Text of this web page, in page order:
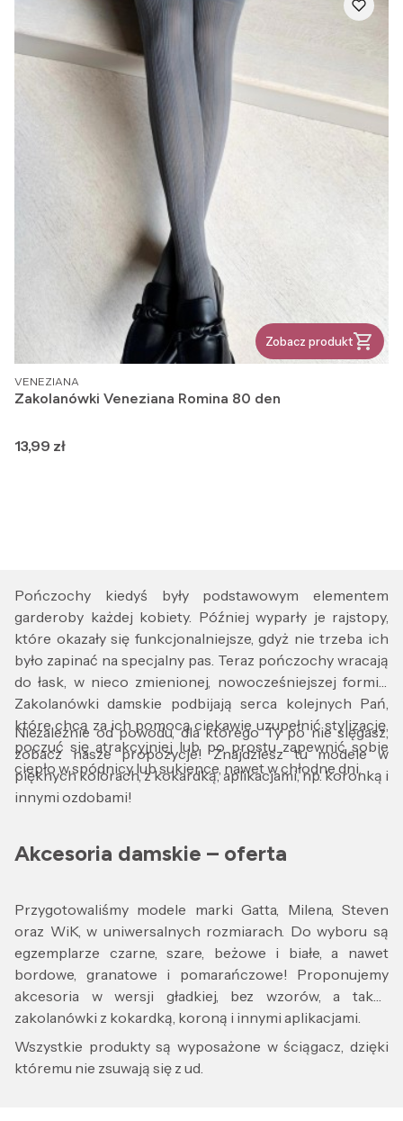
Zobacz produkt
PRODUCENT
VENEZIANA
Zakolanówki Veneziana Romina 80 den
Cena
13,99 zł
Pończochy kiedyś były podstawowym elementem
garderoby każdej kobiety. Później wyparły je rajstopy,
które okazały się funkcjonalniejsze, gdyż nie trzeba ich
było zapinać na specjalny pas. Teraz pończochy wracają
do łask, w nieco zmienionej, nowocześniejszej formie.
Zakolanówki damskie podbijają serca kolejnych Pań,
które chcą za ich pomocą ciekawie uzupełnić stylizację,
poczuć się atrakcyjniej lub po prostu zapewnić sobie
ciepło w spódnicy lub sukience, nawet w chłodne dni.
Niezależnie od powodu, dla którego Ty po nie sięgasz,
zobacz nasze propozycje! Znajdziesz tu modele w
pięknych kolorach, z kokardką, aplikacjami, np. koronką i
innymi ozdobami!
Akcesoria damskie – oferta
Przygotowaliśmy modele marki Gatta, Milena, Steven
oraz WiK, w uniwersalnych rozmiarach. Do wyboru są
egzemplarze czarne, szare, beżowe i białe, a nawet
bordowe, granatowe i pomarańczowe! Proponujemy
akcesoria w wersji gładkiej, bez wzorów, a także
zakolanówki z kokardką, koroną i innymi aplikacjami.
Wszystkie produkty są wyposażone w ściągacz, dzięki
któremu nie zsuwają się z ud.